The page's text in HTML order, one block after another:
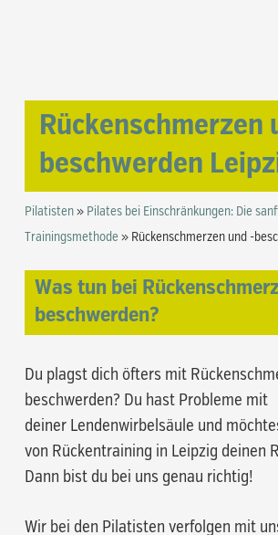
Rückenschmerzen
beschwerden
Pilatisten» Pilates bei Einschränkungen: Die
Trainingsmethode » Rückenschmerzen und -
Was tun bei
beschwerden?
Du plagst dich öfters mit
beschwerden? Du hast Probleme mit
deiner Lendenwirbelsäule und
von Rückentraining in Leipzig deinen
Dann bist du bei uns genau richtig!
Wir bei den Pilatisten verfolgen mit